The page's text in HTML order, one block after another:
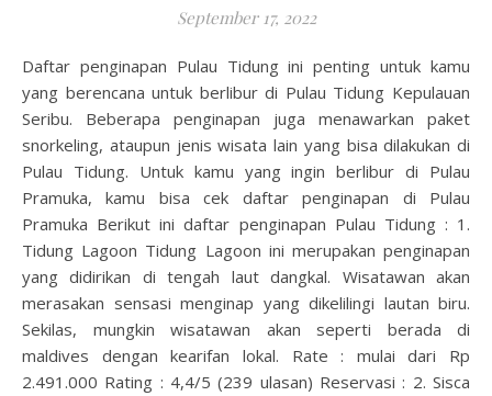
September 17, 2022
Daftar penginapan Pulau Tidung ini penting untuk kamu
yang berencana untuk berlibur di Pulau Tidung Kepulauan
Seribu. Beberapa penginapan juga menawarkan paket
snorkeling, ataupun jenis wisata lain yang bisa dilakukan di
Pulau Tidung. Untuk kamu yang ingin berlibur di Pulau
Pramuka, kamu bisa cek daftar penginapan di Pulau
Pramuka Berikut ini daftar penginapan Pulau Tidung : 1.
Tidung Lagoon Tidung Lagoon ini merupakan penginapan
yang didirikan di tengah laut dangkal. Wisatawan akan
merasakan sensasi menginap yang dikelilingi lautan biru.
Sekilas, mungkin wisatawan akan seperti berada di
maldives dengan kearifan lokal. Rate : mulai dari Rp
2.491.000 Rating : 4,4/5 (239 ulasan) Reservasi : 2. Sisca